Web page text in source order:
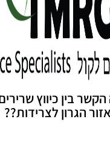
בין כיווץ
הגרון לצרידות??